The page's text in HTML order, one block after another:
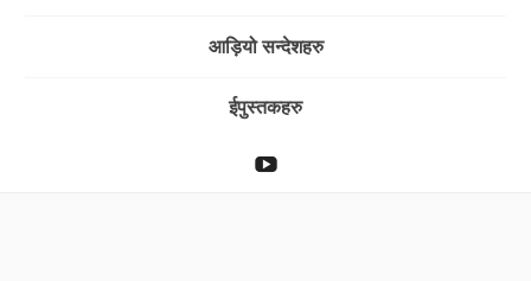
आड़ियो सन्देशहरु
ईपुस्तकहरु
YouTube